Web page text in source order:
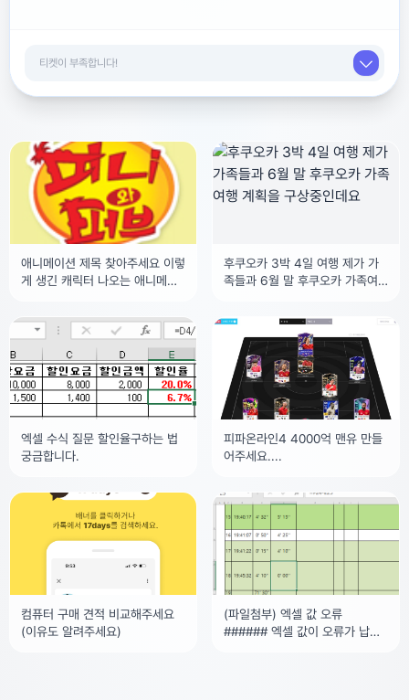
애니메이션 제목 찾아주세요 이렇
게 생긴 캐릭터 나오는 애니메이
만화고 미국
후쿠오카 3박 4일 여행 제가 가
족들과 6월 말 후쿠오카 가족여
엑셀 수식 질문 할인율구하는 법
궁금합니다.
피파온라인4 4000억 맨유 만들
어주세요....
컴퓨터 구매 견적 비교해주세요
(이유도 알려주세요)
(파일첨부) 엑셀 값 오류
###### 엑셀 값이 오류가 납니